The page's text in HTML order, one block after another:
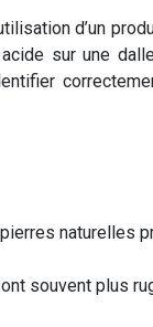
d’un
sur une
naturelles
souvent plus